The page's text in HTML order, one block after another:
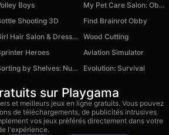
Boys
My Pet Care Salon: Obby Dress-Up 3D
Shooting 3D
Find Brainrot Obby
Girl Hair Salon & Dress Up
Wood Cutting
Heroes
Aviation Simulator
Sorting by Shelves: Numbers Evolution: Survival
sur Playgama
et meilleurs jeux en ligne gratuits. Vous pouvez
de téléchargements, de publicités intrusives
vos jeux préférés directement dans votre
l'expérience.